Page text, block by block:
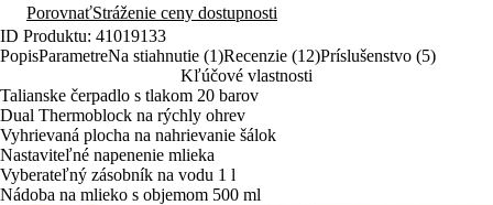
PorovnaťStráženie ceny dostupnosti
ID Produktu: 41019133
PopisParametreNa stiahnutie (1)Recenzie (12)Príslušenstvo (5)
Kľúčové vlastnosti
Talianske čerpadlo s tlakom 20 barov
Dual Thermoblock na rýchly ohrev
Vyhrievaná plocha na nahrievanie šálok
Nastaviteľné napenenie mlieka
Vyberateľný zásobník na vodu 1 l
Nádoba na mlieko s objemom 500 ml